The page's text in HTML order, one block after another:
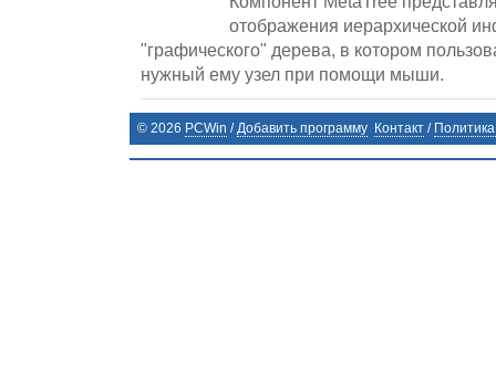
отображения иерархической
"графического" дерева, в котором
нужный ему узел при помощи мыши.
© 2026 PCWin /Добавить программу Контакт /